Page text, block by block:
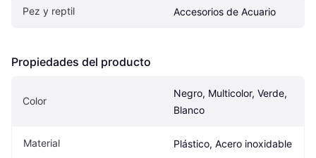
Pez y reptil Accesorios de Acuario
Propiedades del producto
Color
Negro, Multicolor, Verde,
Blanco
Material Plástico, Acero inoxidable